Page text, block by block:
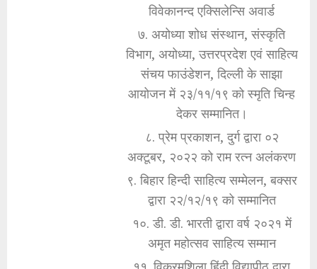
विवेकानन्द एक्सिलेन्सि अवार्ड
७. अयोध्या शोध संस्थान, संस्कृति
विभाग, अयोध्या, उत्तरप्रदेश एवं साहित्य
संचय फाउंडेशन, दिल्ली के साझा
आयोजन में २३/११/१९ को स्मृति चिन्ह
देकर सम्मानित।
८. प्रेम प्रकाशन, दुर्ग द्वारा ०२
अक्टूबर, २०२२ को राम रत्न अलंकरण
९. बिहार हिन्दी साहित्य सम्मेलन, बक्सर
द्वारा २२/१२/१९ को सम्मानित
१०. डी. डी. भारती द्वारा वर्ष २०२१ में
अमृत महोत्सव साहित्य सम्मान